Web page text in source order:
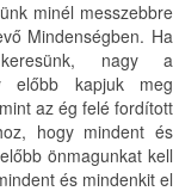
minél messzebbre
Mindenségben. Ha
keresünk, nagy a
előbb kapjuk meg
az ég felé fordított
hogy mindent és
önmagunkat kell
és mindenkit el